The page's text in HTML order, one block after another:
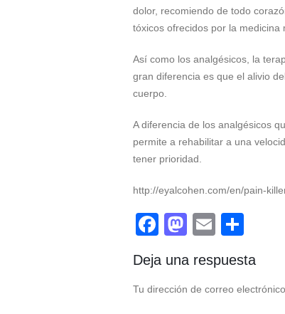
dolor, recomiendo de todo
tóxicos ofrecidos por la medicina
Así como los analgésicos, la
gran diferencia es que el alivio
cuerpo.
A diferencia de los analgésicos
permite a rehabilitar a una
tener prioridad.
http://eyalcohen.com/en/pain-
Facebook
Mastodon
Email
Deja una respuesta
Tu dirección de correo